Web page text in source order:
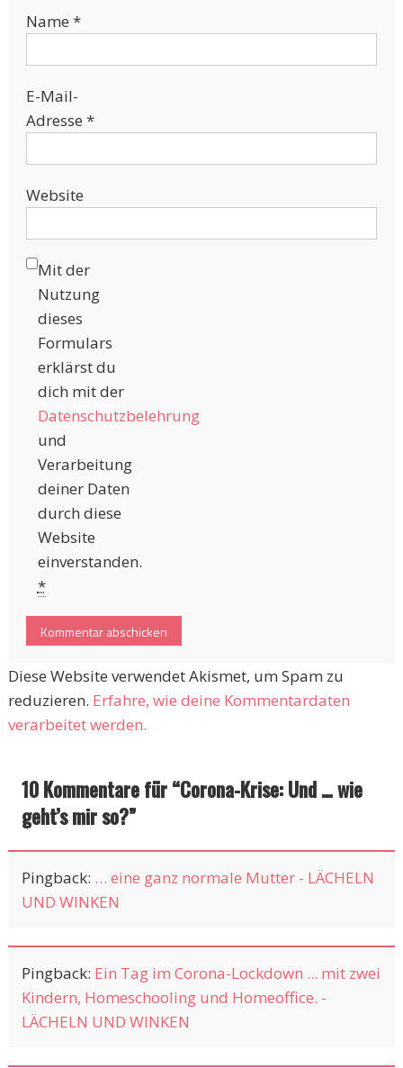
Name *
E-Mail-
Adresse *
Website
Mit der
Nutzung
dieses
Formulars
erklärst du
dich mit der
Datenschutzbelehrung
und
Verarbeitung
deiner Daten
durch diese
Website
einverstanden.
*
Diese Website verwendet Akismet, um Spam zu
reduzieren. Erfahre, wie deine Kommentardaten
verarbeitet werden.
10 Kommentare für “Corona-Krise: Und … wie
geht’s mir so?”
Pingback: … eine ganz normale Mutter - LÄCHELN
UND WINKEN
Pingback: Ein Tag im Corona-Lockdown ... mit zwei
Kindern, Homeschooling und Homeoffice. -
LÄCHELN UND WINKEN